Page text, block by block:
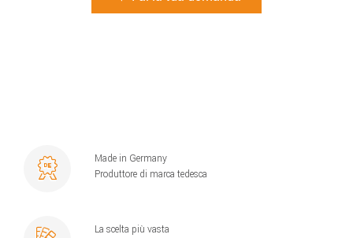
Made in Germany
Produttore di marca tedesca
La scelta più vasta